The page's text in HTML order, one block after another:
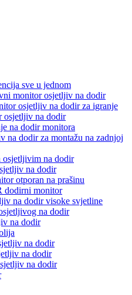
sve u jednom
monitor osjetljiv na dodir
osjetljiv na dodir za igranje
osjetljiv na dodir
na dodir monitora
na dodir za montažu na zadnjoj
osjetljivim na dodir
na dodir
otporan na prašinu
dodirni monitor
na dodir visoke svjetline
na dodir
na dodir
na dodir
na dodir
na dodir